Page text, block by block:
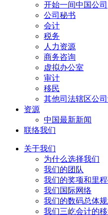
开始一间中国公司
公司秘书
会计
税务
人力资源
商务咨询
虚拟办公室
审计
移民
其他司法辖区公
资源
中国最新新闻
联络我们
关于我们
为什么选择我们
我们的团队
我们的奖项和里
我们国际网络
我们的数码总体规
我们三屹会计的